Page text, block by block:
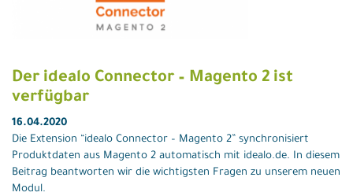
Der idealo Connector – Magento 2 ist
verfügbar
16.04.2020
Die Extension “idealo Connector – Magento 2” synchronisiert
Produktdaten aus Magento 2 automatisch mit idealo.de. In diesem
Beitrag beantworten wir die wichtigsten Fragen zu unserem neuen
Modul.